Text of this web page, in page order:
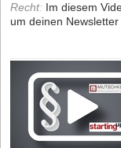
Recht: Im diesem
um deinen